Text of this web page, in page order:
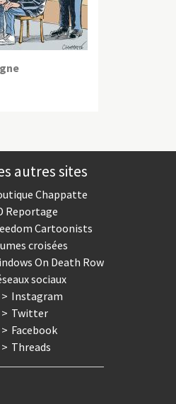
autres sites
Chappatte
Reportage
Cartoonists
croisées
On Death Row
sociaux
Instagram
Twitter
Facebook
Threads